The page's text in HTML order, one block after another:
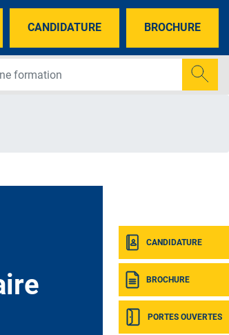
CANDIDATURE BROCHURE
CANDIDATURE
BROCHURE
PORTES OUVERTES